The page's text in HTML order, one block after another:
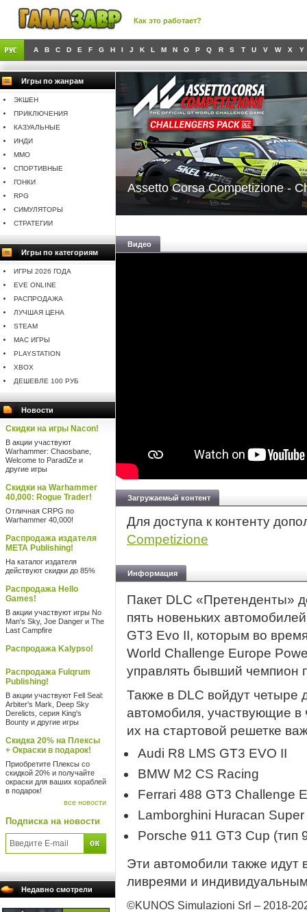
Как это работает?
A B C D E F G H I J K L M N O P Q R S T U V W X Y
Игры по жанрам
ЭКШЕН
ПРИКЛЮЧЕНИЯ
КАЗУАЛЬНЫЕ
ИНДИ
MMO
СПОРТИВНЫЕ
ГОНКИ
RPG
СИМУЛЯТОРЫ
СТРАТЕГИИ
Игры по категориям
ИГРЫ 2026 ГОДА
EVE ONLINE
РАСПРОДАЖА
ЛУЧШАЯ ЦЕНА
STEAM
MAC ИГРЫ
PLAYSTATION
XBOX
ДЕШЕВЛЕ 100 РУБ
Новости
Скидки на игры Nacon!
В акции участвуют
Warhammer: Chaosbane,
Welcome to ParadiZe и
другие игры
Скидки на Warhammer
40,000: Rogue Trader!
Отличная CRPG по
Warhammer 40,000!
Распродажа издателя
META Publishing!
На каталог издателя
действуют скидки до 85%
Распродажа Hello
Games!
В акции участвуют игры No
Man's Sky, Joe Danger и The
Last Campfire
Распродажа Kalypso!
Распродажа Fulqrum
Publishing!
В акции участвуют Fell Seal:
Arbiter's Mark, Deep Sky
Derelicts, серия King's
Bounty и другие игры
Скидка 20% на Плексы
+ Окраски в подарок!
Приобретите Плексы со
скидкой 20% и получайте
окраски для ваших кораблей
в подарок!
все новости
Подписка на новости
Недавно смотрели
Assetto Corsa Competizione -
Видео
Загружаемый контент
Для доступа к контенту
Competizione
Информация
Пакет DLC «Претенденты»
пять новеньких
GT3 Evo II, которым во
World Challenge Europe
управлять бывший чемпион
Также в DLC войдут четыре
автомобиля, участвующие
их на стартовой решетке
Audi R8 LMS GT3 EVO II
BMW M2 CS Racing
Ferrari 488 GT3 Challenge
Lamborghini Huracan
Porsche 911 GT3 Cup (тип
Эти автомобили также
ливреями и
©KUNOS Simulazioni Srl – 2018-